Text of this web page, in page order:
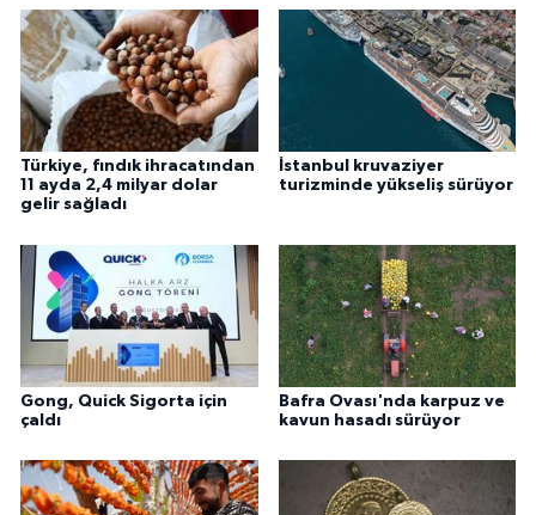
Türkiye, fındık ihracatından
11 ayda 2,4 milyar dolar
gelir sağladı
İstanbul kruvaziyer
turizminde yükseliş sürüyor
Gong, Quick Sigorta için
çaldı
Bafra Ovası'nda karpuz ve
kavun hasadı sürüyor